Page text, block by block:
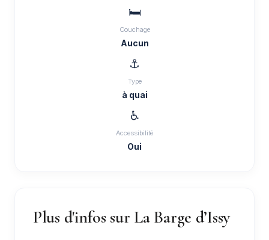
🛏️
Couchage
Aucun
⚓
Type
à quai
♿
Accessibilité
Oui
Plus d'infos sur La Barge d’Issy